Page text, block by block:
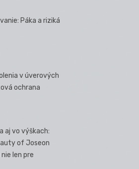
Páka a riziká
v úverových
ochrana
aj vo výškach:
of Joseon
len pre